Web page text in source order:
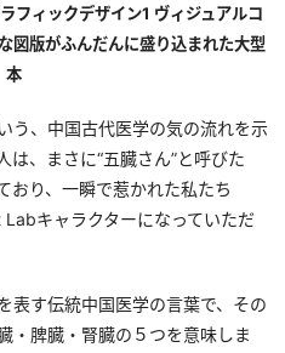
フィックデザイン1 ヴィジュアルコ
図版がふんだんに盛り込まれた大型
本
う、中国古代医学の気の流れを示
は、まさに“五臓さん”と呼びた
おり、一瞬で惹かれた私たち
キャラクターになっていただ
表す伝統中国医学の言葉で、その
・脾臓・腎臓の５つを意味しま